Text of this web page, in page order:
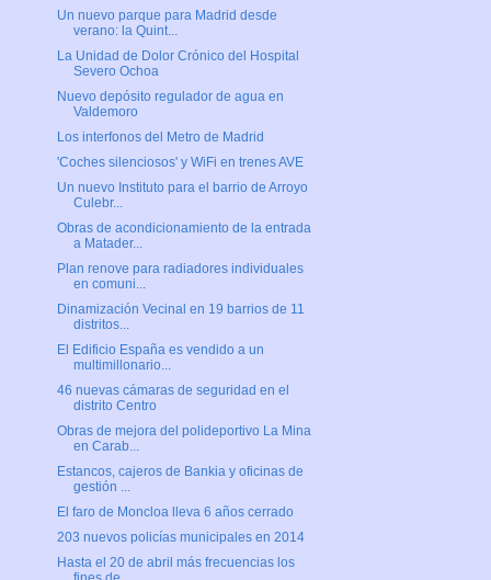
Un nuevo parque para Madrid desde
verano: la Quint...
La Unidad de Dolor Crónico del Hospital
Severo Ochoa
Nuevo depósito regulador de agua en
Valdemoro
Los interfonos del Metro de Madrid
'Coches silenciosos' y WiFi en trenes AVE
Un nuevo Instituto para el barrio de Arroyo
Culebr...
Obras de acondicionamiento de la entrada
a Matader...
Plan renove para radiadores individuales
en comuni...
Dinamización Vecinal en 19 barrios de 11
distritos...
El Edificio España es vendido a un
multimillonario...
46 nuevas cámaras de seguridad en el
distrito Centro
Obras de mejora del polideportivo La Mina
en Carab...
Estancos, cajeros de Bankia y oficinas de
gestión ...
El faro de Moncloa lleva 6 años cerrado
203 nuevos policías municipales en 2014
Hasta el 20 de abril más frecuencias los